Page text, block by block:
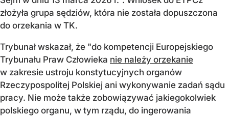
złożyła grupa sędziów, która nie została dopuszczona
do orzekania w TK.
Trybunał wskazał, że "do kompetencji Europejskiego
Trybunału Praw Człowieka nie należy orzekanie
w zakresie ustroju konstytucyjnych organów
Rzeczypospolitej Polskiej ani wykonywanie zadań sądu
pracy. Nie może także zobowiązywać jakiegokolwiek
polskiego organu, w tym rządu, do ingerowania